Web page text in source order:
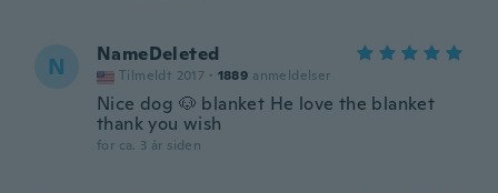
N NameDeleted
Tilmeldt 2017 · 1889 anmeldelser
Nice dog 🐶 blanket He love the blanket
thank you wish
for ca. 3 år siden